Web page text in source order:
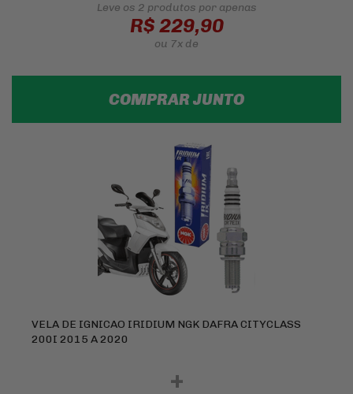
Leve os 2 produtos por apenas
R$ 229,90
ou 7x de
COMPRAR JUNTO
VELA DE IGNICAO IRIDIUM NGK DAFRA CITYCLASS
200I 2015 A 2020
+